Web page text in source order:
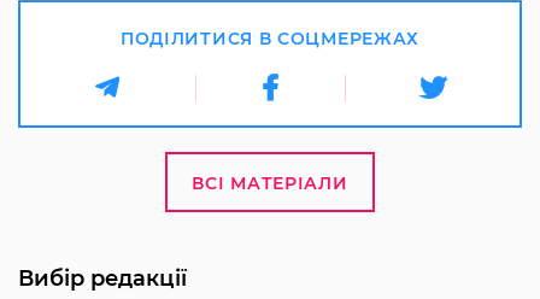
ПОДІЛИТИСЯ В СОЦМЕРЕЖАХ
ВСІ МАТЕРІАЛИ
Вибір редакції